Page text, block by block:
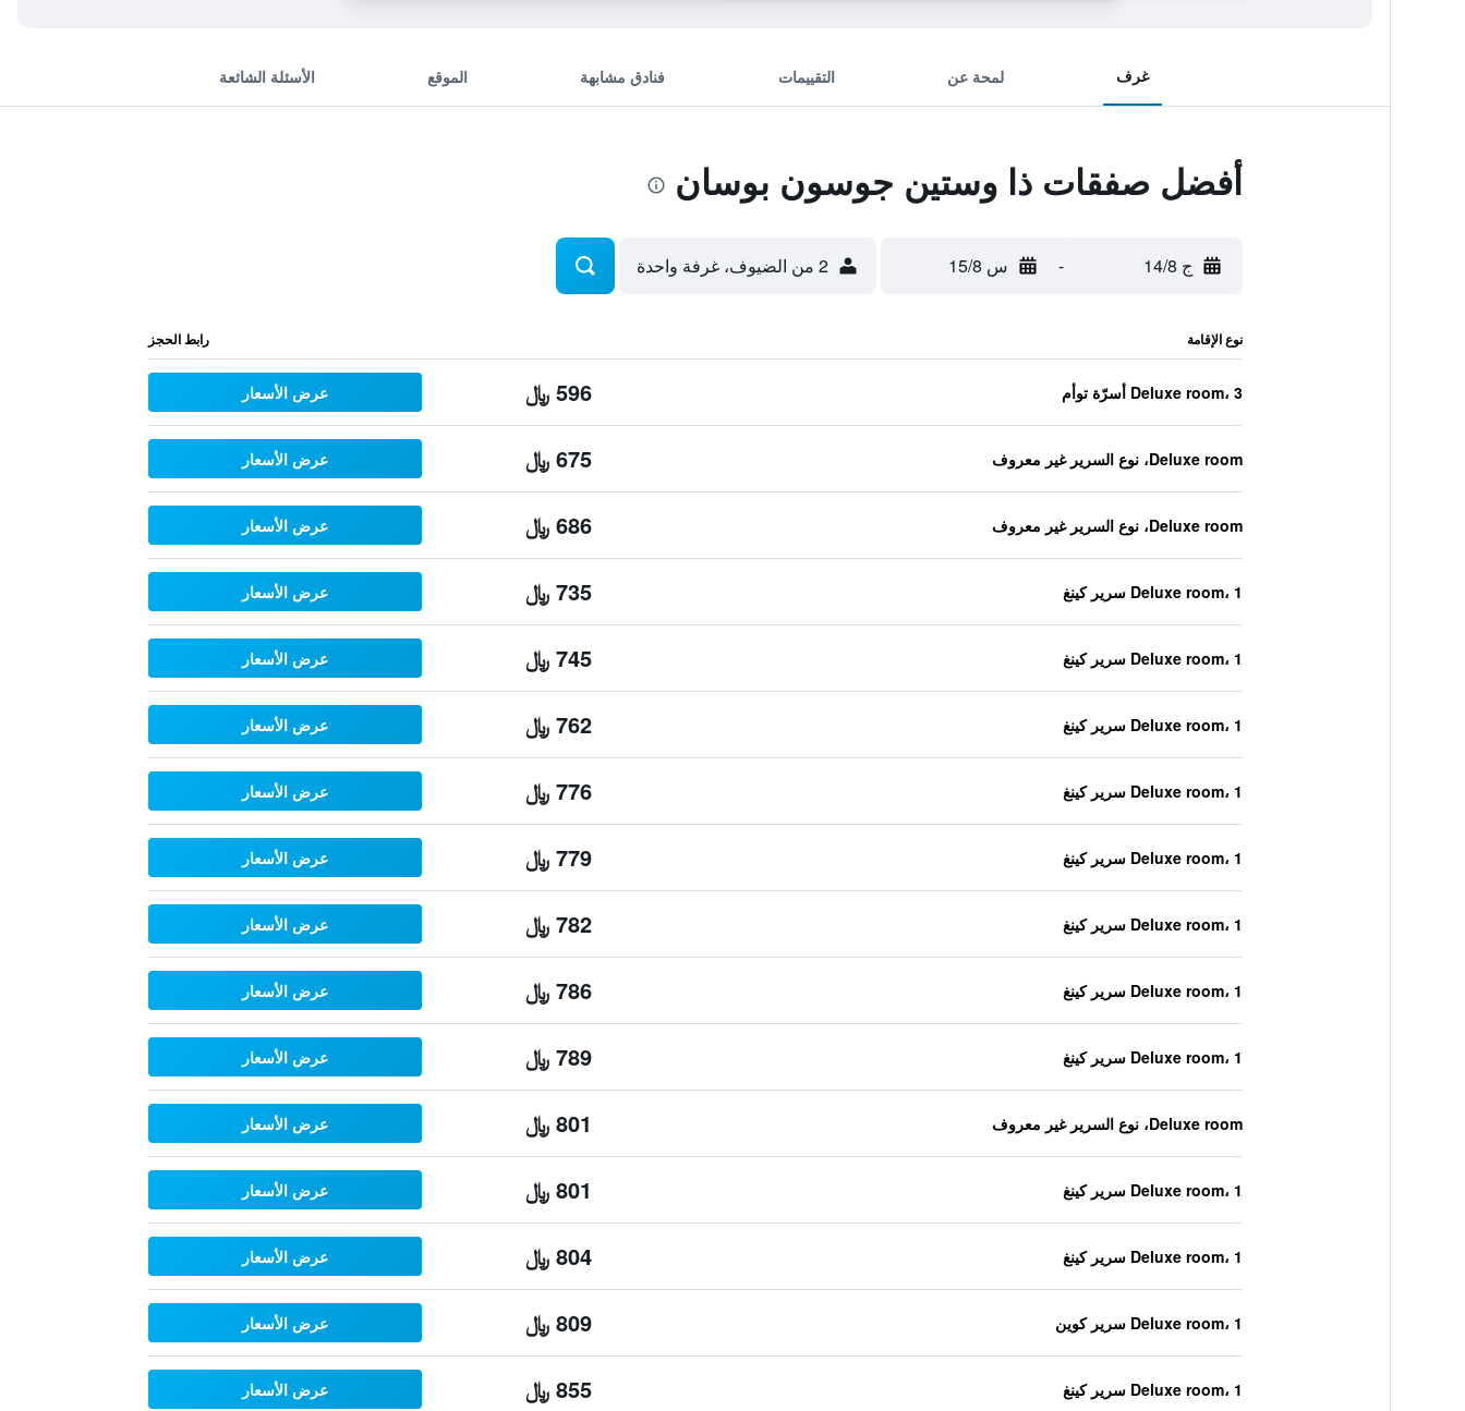
غرف لمحة عن التقييمات فنادق مشابهة الموقع الأسئلة الشائعة
أفضل صفقات ذا وستين جوسون بوسان
ج 14/8 - س 15/8 2 من الضيوف، غرفة واحدة
نوع الإقامة رابط الحجز
Deluxe room، 3 أسرّة توأم 596 ﷼ عرض الأسعار
Deluxe room، نوع السرير غير معروف 675 ﷼ عرض الأسعار
Deluxe room، نوع السرير غير معروف 686 ﷼ عرض الأسعار
Deluxe room، 1 سرير كينغ 735 ﷼ عرض الأسعار
Deluxe room، 1 سرير كينغ 745 ﷼ عرض الأسعار
Deluxe room، 1 سرير كينغ 762 ﷼ عرض الأسعار
Deluxe room، 1 سرير كينغ 776 ﷼ عرض الأسعار
Deluxe room، 1 سرير كينغ 779 ﷼ عرض الأسعار
Deluxe room، 1 سرير كينغ 782 ﷼ عرض الأسعار
Deluxe room، 1 سرير كينغ 786 ﷼ عرض الأسعار
Deluxe room، 1 سرير كينغ 789 ﷼ عرض الأسعار
Deluxe room، نوع السرير غير معروف 801 ﷼ عرض الأسعار
Deluxe room، 1 سرير كينغ 801 ﷼ عرض الأسعار
Deluxe room، 1 سرير كينغ 804 ﷼ عرض الأسعار
Deluxe room، 1 سرير كوين 809 ﷼ عرض الأسعار
Deluxe room، 1 سرير كينغ 855 ﷼ عرض الأسعار